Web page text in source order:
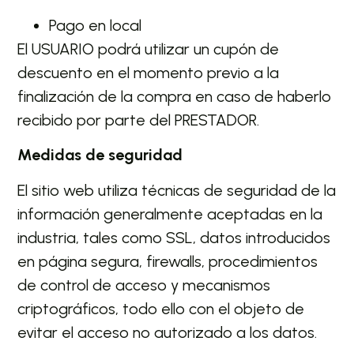
Pago en local
El USUARIO podrá utilizar un cupón de
descuento en el momento previo a la
finalización de la compra en caso de haberlo
recibido por parte del PRESTADOR.
Medidas de seguridad
El sitio web utiliza técnicas de seguridad de la
información generalmente aceptadas en la
industria, tales como SSL, datos introducidos
en página segura, firewalls, procedimientos
de control de acceso y mecanismos
criptográficos, todo ello con el objeto de
evitar el acceso no autorizado a los datos.